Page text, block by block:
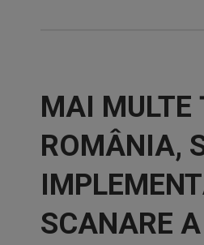
MAI MULTE
ROMÂNIA,
SCANARE